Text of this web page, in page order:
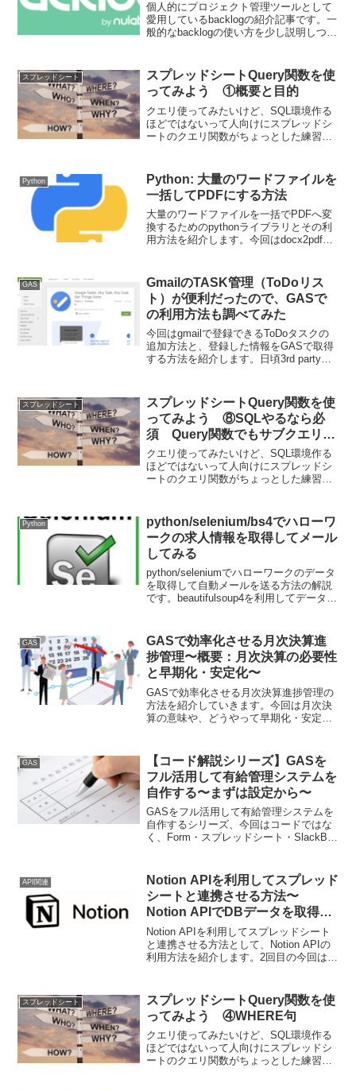
個人的にプロジェクト管理ツールとして
愛用しているbacklogの紹介記事です。一
般的なbacklogの使い方を少し説明しつ
スプレッドシート
スプレッドシートQuery関数を使
ってみよう ①概要と目的
クエリ使ってみたいけど、SQL環境作る
ほどではないって人向けにスプレッドシ
ートのクエリ関数がちょっとした練習や
すが、よく実務で起きる事象への対応も
紹介していきます。1回目の今回は概要と
目的です。
Python
Python: 大量のワードファイルを
一括してPDFにする方法
大量のワードファイルを一括でPDFへ変
換するためのpythonライブラリとその利
用方法を紹介します。今回はdocx2pdfで
です。
GAS
GmailのTASK管理（ToDoリス
ト）が便利だったので、GASで
の利用方法も調べてみた
今回はgmailで登録できるToDoタスクの
追加方法と、登録した情報をGASで取得
する方法を紹介します。日頃3rd partyの
か？メールから生じたTaskは結構自動登
録できたりもします。
スプレッドシート
スプレッドシートQuery関数を使
ってみよう ⑧SQLやるなら必
須 Query関数でもサブクエリを
やってみる
クエリ使ってみたいけど、SQL環境作る
ほどではないって人向けにスプレッドシ
ートのクエリ関数がちょっとした練習や
すが、よく実務で起きる事象への対応も
紹介していきます。8回目の今回はサブク
エリ的なクエリの作り方です。
Python
python/selenium/bs4でハローワ
ークの求人情報を取得してメール
してみる
python/seleniumでハローワークのデータ
を取得して自動メールを送る方法の解説
です。beautifulsoup4を利用してデータ解
GAS
GASで効率化させる月次決算進
捗管理〜概要：月次決算の必要性
と早期化・安定化〜
GASで効率化させる月次決算進捗管理の
方法を紹介していきます。今回は月次決
算の意味や、どうやって早期化・安定化
いつからやるべきか等についても言及し
ています。
GAS
【コード解説シリーズ】GASを
フル活用して有給管理システムを
自作する〜まずは設定から〜
GASをフル活用して有給管理システムを
自作するシリーズ、今回はコードではな
く、Form・スプレッドシート・SlackBot
API関連
Notion APIを利用してスプレッド
シートと連携させる方法〜
Notion APIでDBデータを取得す
る〜
Notion APIを利用してスプレッドシート
と連携させる方法として、Notion APIの
利用方法を紹介します。2回目の今回は
います。
スプレッドシート
スプレッドシートQuery関数を使
ってみよう ④WHERE句
クエリ使ってみたいけど、SQL環境作る
ほどではないって人向けにスプレッドシ
ートのクエリ関数がちょっとした練習や